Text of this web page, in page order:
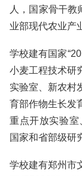
人，国家骨干
业部现代农业产
学校建有国家
小麦工程技术研
实验室、新农村
育部作物生长发
重点开放实验室
国家和省部级研
学校建有郑州市